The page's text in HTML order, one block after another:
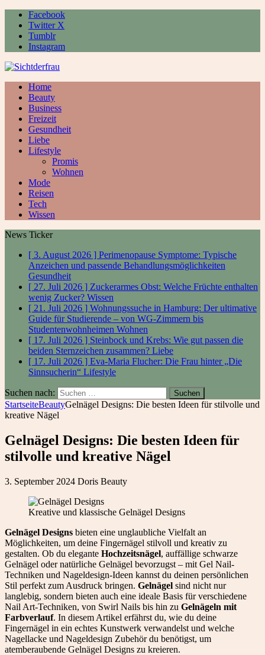
Facebook
Twitter X
Tumblr
Instagram
Home
Beauty
Business
Freizeit
Gesundheit
Liebe
Lifestyle
Promis
Wohnen
Mode
Reisen
Tech
Wissen
News Ticker
[ 3. August 2026 ] Perimenopause Symptome: Typische
Anzeichen und passende Behandlungsmöglichkeiten
Gesundheit
[ 27. Juli 2026 ] Zuckerarmes Obst: Welche Früchte enthalten
wenig Zucker? Wissen
[ 21. Juli 2026 ] Wohnungssuche in Hamburg: Der ultimative
Guide für Studierende – von WG-Zimmern bis
Studentenwohnheimen Wohnen
[ 17. Juli 2026 ] Steinbock und Krebs: Wie gut passen die
beiden Sternzeichen zusammen? Liebe
[ 17. Juli 2026 ] Eva-Maria Flucher: Die Frau hinter „Die
Sinnsucherin“ Lifestyle
Suchen nach:
StartseiteBeautyGelnägel Designs: Die besten Ideen für stilvolle und
kreative Nägel
Gelnägel Designs: Die besten Ideen für
stilvolle und kreative Nägel
3. September 2024 Doris Beauty
Kreative und klassische Gelnägel Designs
Gelnägel Designs bieten eine unglaubliche Vielfalt an
Möglichkeiten, um deine Fingernägel stilvoll und kreativ zu
gestalten. Ob du elegante Hochzeitsnägel, auffällige schwarze
Gelnägel oder natürliche Gelnägel bevorzugst – mit Gel Nail-
Techniken und Nageldesign-Ideen kannst du deinen persönlichen
Stil perfekt zum Ausdruck bringen. Gelnägel sind nicht nur
langlebig, sondern bieten auch eine ideale Basis für verschiedene
Nail Art-Techniken, von Swirl Nails bis hin zu Gelnägeln mit
Farbverlauf. In diesem Artikel erfährst du, wie du deine
Fingernägel in ein echtes Kunstwerk verwandelst und welche
Nagellacke und Nageldesign Zubehör du benötigst, um
atemberaubende Gelnägel Designs zu kreieren.